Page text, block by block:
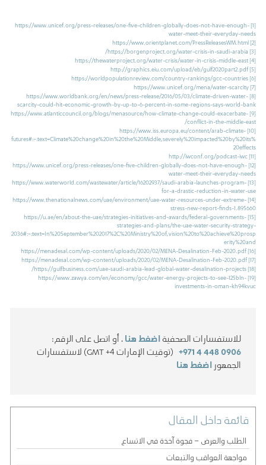
[1]
https://www.unicef.org/press-releases/one-five-children-globally-does-not-have-enough-
water-meet-their-everyday-needs
[2]
https://www.orientplanet.com/PressReleasesWM.html
[3]
https://borgenproject.org/water-crisis-in-saudi-arabia/
[4]
https://thewaterproject.org/water-crisis/water-in-crisis-middle-east
[5]
http://graphics.eiu.com/upload/eb/gulf2020part2.pdf
[6]
https://worldpopulationreview.com/country-rankings/gcc-countries
[7]
https://www.unicef.org/mena/water-scarcity
[8]
https://www.worldbank.org/en/news/press-release/2016/05/03/climate-driven-water-
scarcity-could-hit-economic-growth-by-up-to-6-percent-in-some-regions-says-world-bank
[9]
https://www.atlanticcouncil.org/blogs/menasource/how-climate-change-could-exacerbate-
conflict-in-the-middle-east/
[10]
https://www.iss.europa.eu/content/arab-climate-
futures#:~:text=Climate%20change%20in%20the%20Middle,severely%20impacted%20by%20its%
20effects
[11]
http://iwconf.org/podcast-iwc
[12]
https://www.unicef.org/press-releases/one-five-children-globally-does-not-have-enough-
water-meet-their-everyday-needs
[13]
https://www.waterworld.com/wastewater/article/16202937/saudi-arabia-launches-program-
for-a-drastic-reduction-in-water-use
[14]
https://www.thenationalnews.com/uae/environment/uae-water-resources-under-extreme-
stress-new-report-finds-1.895660
[15]
https://u.ae/en/about-the-uae/strategies-initiatives-and-awards/federal-governments-
strategies-and-plans/the-uae-water-security-strategy-
2036#:~:text=In%20September%202017%2C%20Ministry%20of,vision%20to%20achieve%20prosp
erity%20and
[16]
https://menadesal.com/wp-content/uploads/2020/02/MENA-Desalination-Feb-2020.pdf
[17]
https://menadesal.com/wp-content/uploads/2020/02/MENA-Desalination-Feb-2020.pdf
[18]
https://gulfbusiness.com/uae-saudi-arabia-lead-global-water-desalination-projects/
[19]
https://www.zawya.com/en/economy/gcc/water-energy-projects-to-see-125bln-
investments-in-oman-kh94kvuc
للاستفسارات الصحفيةاضغط هنا، أو اتصل على الرقم:
+971 4 448 0906
(توقيت الإمارات GMT +4) لاستفسارات
الجمهور اضغط هنا
قائمة داخل المقال
الطلب والعرض – فجوة آخذة في الاتساع
مواجهة العواقب والتبعات